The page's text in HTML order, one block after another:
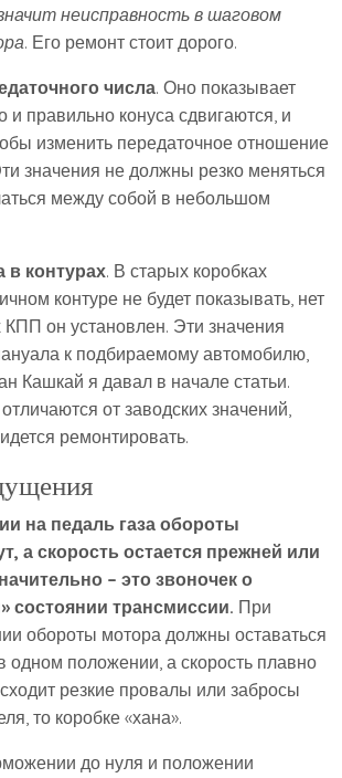
неисправность в шаговом
. Его ремонт стоит дорого.
числа. Оно показывает
и правильно конуса сдвигаются, и
изменить передаточное отношение
значения не должны резко меняться
между собой в небольшом
в контурах. В старых коробках
контуре не будет показывать, нет
он установлен. Эти значения
к подбираемому автомобилю,
Кашкай я давал в начале статьи.
от заводских значений,
ремонтировать.
на педаль газа обороты
а скорость остается прежней или
– это звоночек о
состоянии трансмиссии. При
обороты мотора должны оставаться
одном положении, а скорость плавно
резкие провалы или забросы
то коробке «хана».
до нуля и положении